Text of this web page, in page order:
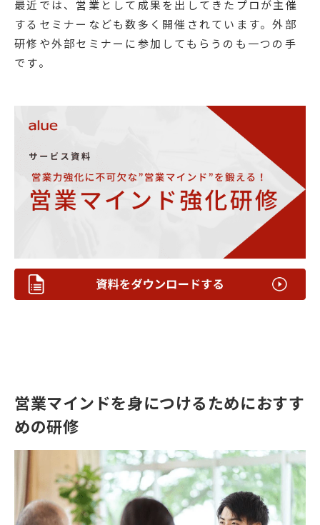
最近では、営業として成果を出してきたプロが主催
するセミナーなども数多く開催されています。外部
研修や外部セミナーに参加してもらうのも一つの手
です。
営業マインドを身につけるためにおすす
めの研修